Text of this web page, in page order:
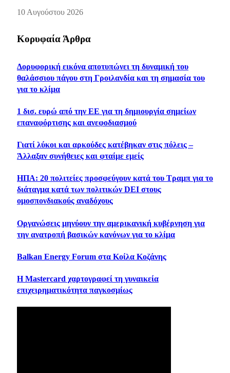
10 Αυγούστου 2026
Κορυφαία Άρθρα
Δορυφορική εικόνα αποτυπώνει τη δυναμική του
θαλάσσιου πάγου στη Γροιλανδία και τη σημασία του
για το κλίμα
1 δισ. ευρώ από την ΕΕ για τη δημιουργία σημείων
επαναφόρτισης και ανεφοδιασμού
Γιατί λύκοι και αρκούδες κατέβηκαν στις πόλεις –
Άλλαξαν συνήθειες και φταίμε εμείς
ΗΠΑ: 20 πολιτείες προσφεύγουν κατά του Τραμπ για το
διάταγμα κατά των πολιτικών DEI στους
ομοσπονδιακούς αναδόχους
Oργανώσεις μηνύουν την αμερικανική κυβέρνηση για
την ανατροπή βασικών κανόνων για το κλίμα
Balkan Energy Forum στα Κοίλα Κοζάνης
Η Mastercard χαρτογραφεί τη γυναικεία
επιχειρηματικότητα παγκοσμίως